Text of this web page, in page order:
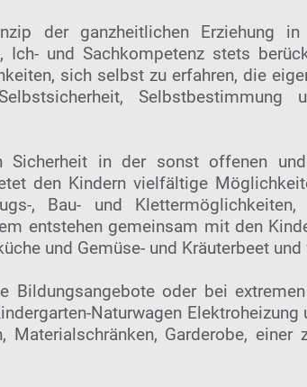
der ganzheitlichen Erziehung in
Ich- und Sachkompetenz stets
sich selbst zu erfahren, die
Selbstbestimmung
Sicherheit in der sonst offenen
den Kindern vielfältige
, Bau- und
entstehen gemeinsam mit den
und Gemüse- und Kräuterbeet
Bildungsangebote oder bei
Naturwagen
Garderobe, einer